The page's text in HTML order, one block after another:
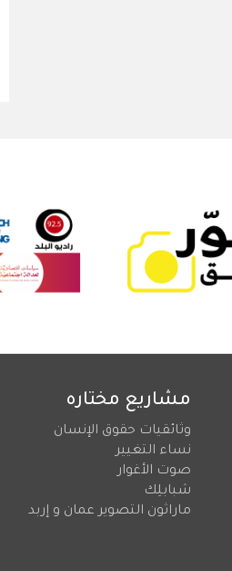
مشاريع مختاره
وثائقيات حقوق الإنسان
نساء التغيير
صوت الأغوار
شبابلِك
ماراثون التصوير عمان و إربد